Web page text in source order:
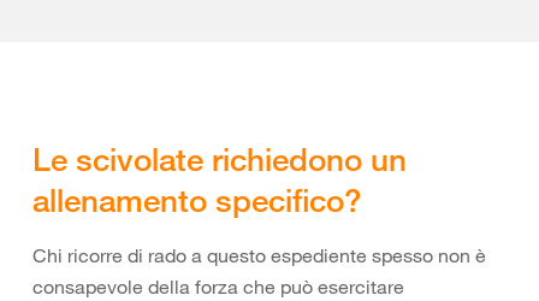
Le scivolate richiedono un
allenamento specifico?
Chi ricorre di rado a questo espediente spesso non è
consapevole della forza che può esercitare